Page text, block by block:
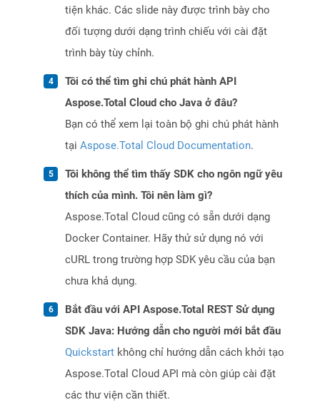
tiện khác. Các slide này được trình bày cho
đối tượng dưới dạng trình chiếu với cài đặt
trình bày tùy chỉnh.
Tôi có thể tìm ghi chú phát hành API
Aspose.Total Cloud cho Java ở đâu?
Bạn có thể xem lại toàn bộ ghi chú phát hành
tại Aspose.Total Cloud Documentation.
Tôi không thể tìm thấy SDK cho ngôn ngữ yêu
thích của mình. Tôi nên làm gì?
Aspose.Total Cloud cũng có sẵn dưới dạng
Docker Container. Hãy thử sử dụng nó với
cURL trong trường hợp SDK yêu cầu của bạn
chưa khả dụng.
Bắt đầu với API Aspose.Total REST Sử dụng
SDK Java: Hướng dẫn cho người mới bắt đầu
Quickstart không chỉ hướng dẫn cách khởi tạo
Aspose.Total Cloud API mà còn giúp cài đặt
các thư viện cần thiết.